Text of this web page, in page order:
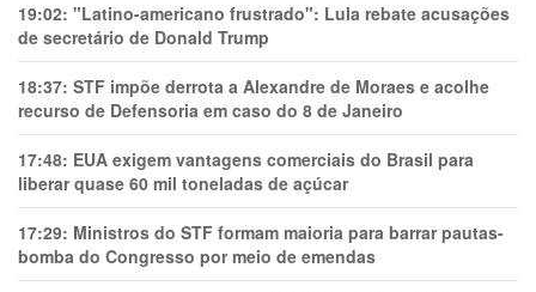
19:02: "Latino-americano frustrado": Lula rebate acusações
de secretário de Donald Trump
18:37: STF impõe derrota a Alexandre de Moraes e acolhe
recurso de Defensoria em caso do 8 de Janeiro
17:48: EUA exigem vantagens comerciais do Brasil para
liberar quase 60 mil toneladas de açúcar
17:29: Ministros do STF formam maioria para barrar pautas-
bomba do Congresso por meio de emendas